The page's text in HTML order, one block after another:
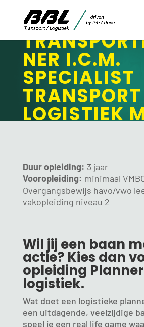
NER I.C.M.
SPECIALIST
LOGISTIEK
Duur opleiding: 3 jaar
Vooropleiding: minimaal
Overgangsbewijs havo/vwo
vakopleiding niveau 2
Wil jij een baan
actie? Kies dan
opleiding Planner
logistiek.
Wat doet een logistieke
een uitdagende, veelzijdige
speel je een real life game